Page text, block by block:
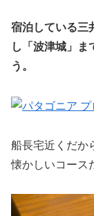
宿泊している三
し「波津城」ま
う。
船長宅近くだか
懐かしいコース